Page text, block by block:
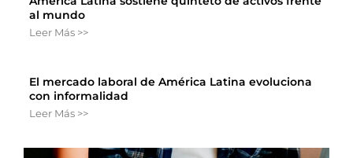
al mundo
Leer Más >>
El mercado laboral de América Latina evoluciona
con informalidad
Leer Más >>